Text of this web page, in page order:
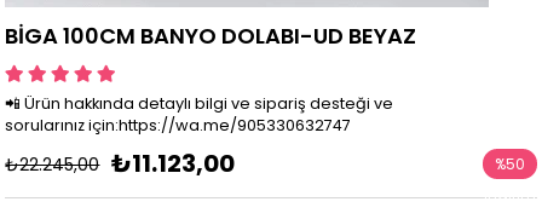
BİGA 100CM BANYO DOLABI-UD BEYAZ
📲 Ürün hakkında detaylı bilgi ve sipariş desteği ve
sorularınız için:https://wa.me/905330632747
₺22.245,00 ₺11.123,00 %50
İndirim